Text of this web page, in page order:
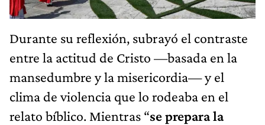
Durante su reflexión, subrayó el contraste
entre la actitud de Cristo —basada en la
mansedumbre y la misericordia— y el
clima de violencia que lo rodeaba en el
relato bíblico. Mientras “se prepara la